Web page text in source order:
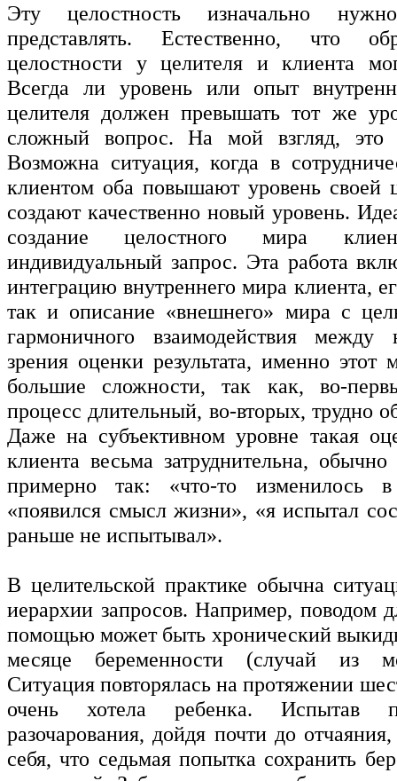
Эту целостность изначально
представлять. Естественно, что
целостности у целителя и клиента
Всегда ли уровень или опыт
целителя должен превышать тот же
сложный вопрос. На мой взгляд, это
Возможна ситуация, когда в
клиентом оба повышают уровень своей
создают качественно новый уровень.
создание целостного мира
индивидуальный запрос. Эта работа
интеграцию внутреннего мира клиента,
так и описание «внешнего» мира с
гармоничного взаимодействия
зрения оценки результата, именно этот
большие сложности, так как, во-
процесс длительный, во-вторых, трудно
Даже на субъективном уровне такая
клиента весьма затруднительна,
примерно так: «что-то изменилось
«появился смысл жизни», «я испытал
раньше не испытывал».
В целительской практике обычна
иерархии запросов. Например, поводом
помощью может быть хронический
месяце беременности (случай из
Ситуация повторялась на протяжении
очень хотела ребенка. Испытав
разочарования, дойдя почти до
себя, что седьмая попытка сохранить